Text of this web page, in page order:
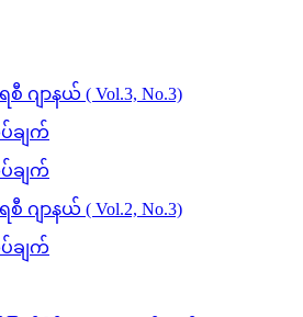
စီ ဂျာနယ် ( Vol.3, No.3)
ချက်
ချက်
စီ ဂျာနယ် ( Vol.2, No.3)
ချက်